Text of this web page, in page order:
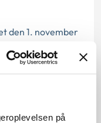
på
den 1. november